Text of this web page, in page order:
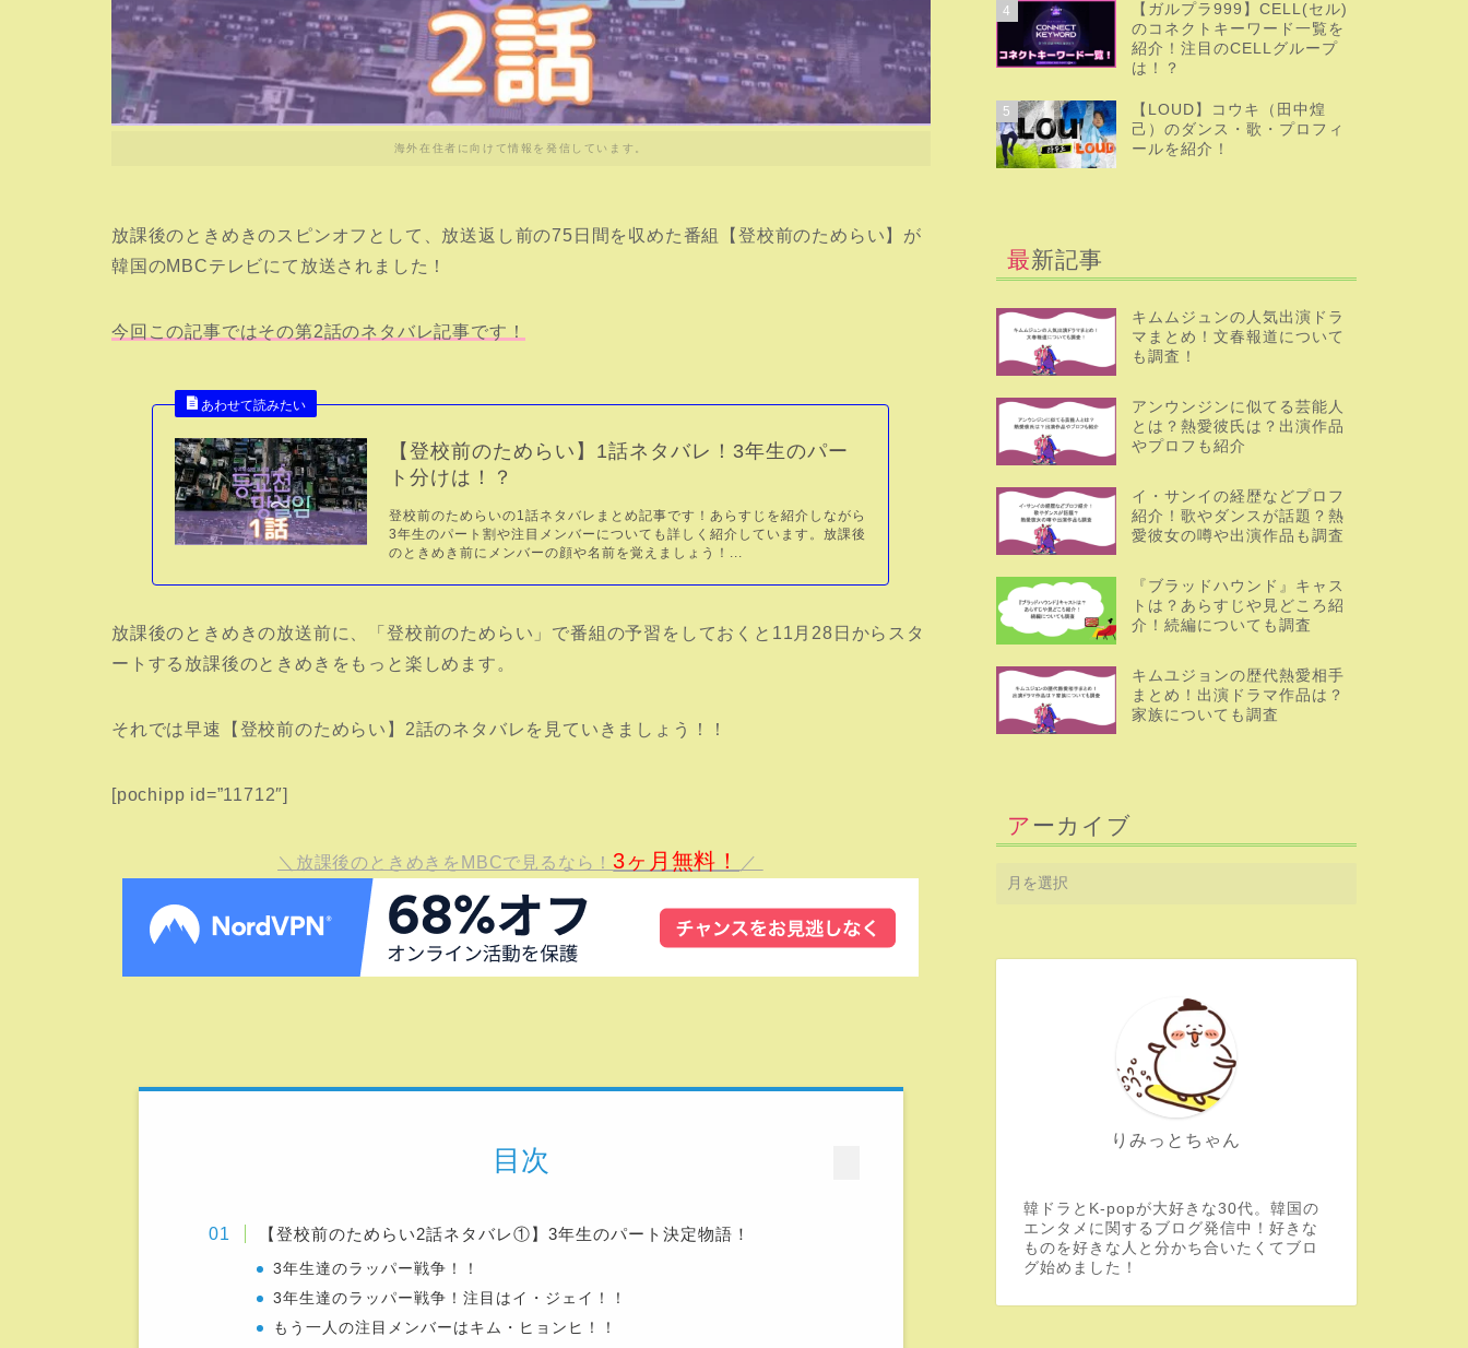
海外在住者に向けて情報を発信しています。
放課後のときめきのスピンオフとして、放送返し前の75日間を収めた番組【登校前のためらい】が
韓国のMBCテレビにて放送されました！
今回この記事ではその第2話のネタバレ記事です！
【登校前のためらい】1話ネタバレ！3年生のパー
ト分けは！？
登校前のためらいの1話ネタバレまとめ記事です！あらすじを紹介しながら
3年生のパート割や注目メンバーについても詳しく紹介しています。放課後
のときめき前にメンバーの顔や名前を覚えましょう！...
放課後のときめきの放送前に、「登校前のためらい」で番組の予習をしておくと11月28日からスタ
ートする放課後のときめきをもっと楽しめます。
それでは早速【登校前のためらい】2話のネタバレを見ていきましょう！！
[pochipp id=”11712″]
＼放課後のときめきをMBCで見るなら！ 3ヶ月無料！ ／
目次
【登校前のためらい2話ネタバレ①】3年生のパート決定物語！
3年生達のラッパー戦争！！
3年生達のラッパー戦争！注目はイ・ジェイ！！
もう一人の注目メンバーはキム・ヒョンヒ！！
4
【ガルプラ999】CELL(セル)
のコネクトキーワード一覧を
紹介！注目のCELLグループ
は！？
5
【LOUD】コウキ（田中煌
己）のダンス・歌・プロフィ
ールを紹介！
最新記事
キムムジュンの人気出演ドラ
マまとめ！文春報道について
も調査！
アンウンジンに似てる芸能人
とは？熱愛彼氏は？出演作品
やプロフも紹介
イ・サンイの経歴などプロフ
紹介！歌やダンスが話題？熱
愛彼女の噂や出演作品も調査
『ブラッドハウンド』キャス
トは？あらすじや見どころ紹
介！続編についても調査
キムユジョンの歴代熱愛相手
まとめ！出演ドラマ作品は？
家族についても調査
アーカイブ
りみっとちゃん
韓ドラとK-popが大好きな30代。韓国の
エンタメに関するブログ発信中！好きな
ものを好きな人と分かち合いたくてブロ
グ始めました！